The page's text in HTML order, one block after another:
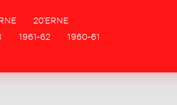
20'ERNE
1961-62
1960-61